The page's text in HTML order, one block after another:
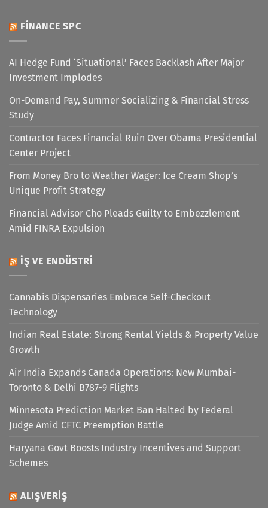
FINANCE SPC
AI Hedge Fund ‘Situational’ Faces Backlash After Major
Investment Implodes
On-Demand Pay, Summer Socializing & Financial Stress
Study
Contractor Faces Financial Ruin Over Obama Presidential
Center Project
From Money Bro to Weather Wager: Ice Cream Shop’s
Unique Profit Strategy
Financial Advisor Cho Pleads Guilty to Embezzlement
Amid FINRA Expulsion
İŞ VE ENDÜSTRI
Cannabis Dispensaries Embrace Self-Checkout
Technology
Indian Real Estate: Strong Rental Yields & Property Value
Growth
Air India Expands Canada Operations: New Mumbai-
Toronto & Delhi B787-9 Flights
Minnesota Prediction Market Ban Halted by Federal
Judge Amid CFTC Preemption Battle
Haryana Govt Boosts Industry Incentives and Support
Schemes
ALIŞVERIŞ